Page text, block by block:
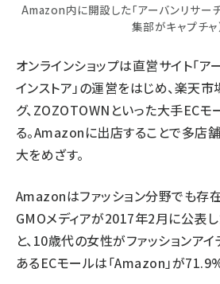
Amazon内に開設した「アーバンリサー
集部がキャプチャ
オンラインショップは直営サイト「
インストア」の運営をはじめ、楽天
グ、ZOZOTOWNといった大手ECモ
る。Amazonに出店することで多店
大をめざす。
Amazonはファッション分野でも存
GMOメディアが2017年2月に公表
と、10歳代の女性がファッションア
あるECモールは「Amazon」が